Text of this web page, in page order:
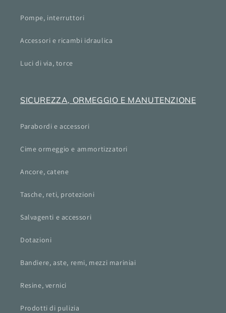
Pompe, interruttori
Accessori e ricambi idraulica
Luci di via, torce
SICUREZZA, ORMEGGIO E MANUTENZIONE
Parabordi e accessori
Cime ormeggio e ammortizzatori
Ancore, catene
Tasche, reti, protezioni
Salvagenti e accessori
Dotazioni
Bandiere, aste, remi, mezzi mariniai
Resine, vernici
Prodotti di pulizia